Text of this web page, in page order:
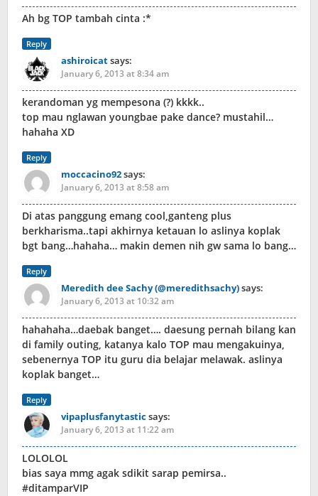
Ah bg TOP tambah cinta :*
Reply
ashiroicatsays:
January 6, 2013 at 8:34 am
kerandoman yg mempesona (?) kkkk..
top mau nglawan youngbae pake dance? mustahil…
hahaha XD
Reply
moccacino92says:
January 6, 2013 at 8:58 am
Di atas panggung emang cool,ganteng plus
berkharisma..tapi akhirnya ketauan lo aslinya koplak
bgt bang…hahaha… makin demen nih gw sama lo bang…
Reply
Meredith dee Sachy (@meredithsachy)says:
January 6, 2013 at 10:32 am
hahahaha…daebak banget…. daesung pernah bilang kan
di family outing, katanya kalo TOP mau mengakuinya,
sebenernya TOP itu guru dia belajar melawak. aslinya
koplak banget…
Reply
vipaplusfanytasticsays:
January 6, 2013 at 11:22 am
LOLOLOL
bias saya mmg agak sdikit sarap pemirsa..
#ditamparVIP